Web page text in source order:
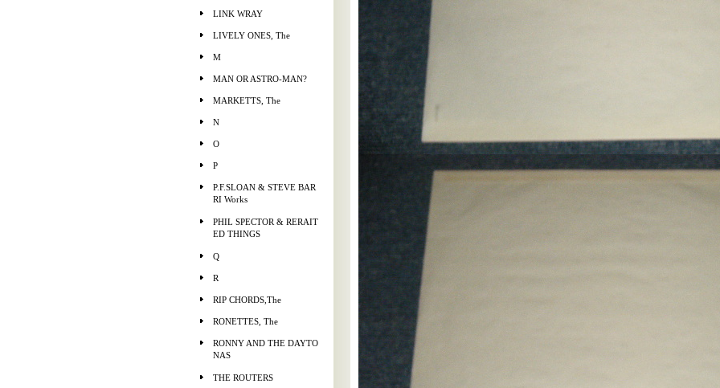
LINK WRAY
LIVELY ONES, The
M
MAN OR ASTRO-MAN?
MARKETTS, The
N
O
P
P.F.SLOAN & STEVE BAR
RI Works
PHIL SPECTOR & RERAIT
ED THINGS
Q
R
RIP CHORDS,The
RONETTES, The
RONNY AND THE DAYTO
NAS
THE ROUTERS